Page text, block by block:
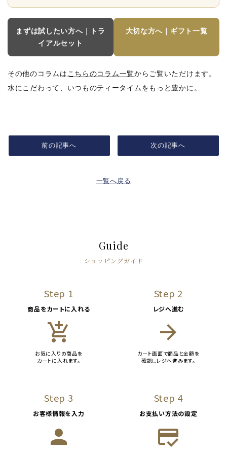
まずは試したい方へ｜トラ
イアルセット
大切な方へ｜ギフト一覧
その他のコラムは こちらのコラム一覧からご覧いただけます。
水にこだわって、いつものティータイムをもっと豊かに。
前の記事へ
一覧へ戻る
次の記事へ
Guide
ショッピングガイド
Step 1
商品をカートに入れる
add_shopping_cart
お気に入りの商品を
カートに入れます。
Step 2
レジへ進む
arrow_forward
カート画面で商品と金額を
確認しレジへ進みます。
Step 3
お客様情報を入力
person
Step 4
お支払い方法の設定
credit_score